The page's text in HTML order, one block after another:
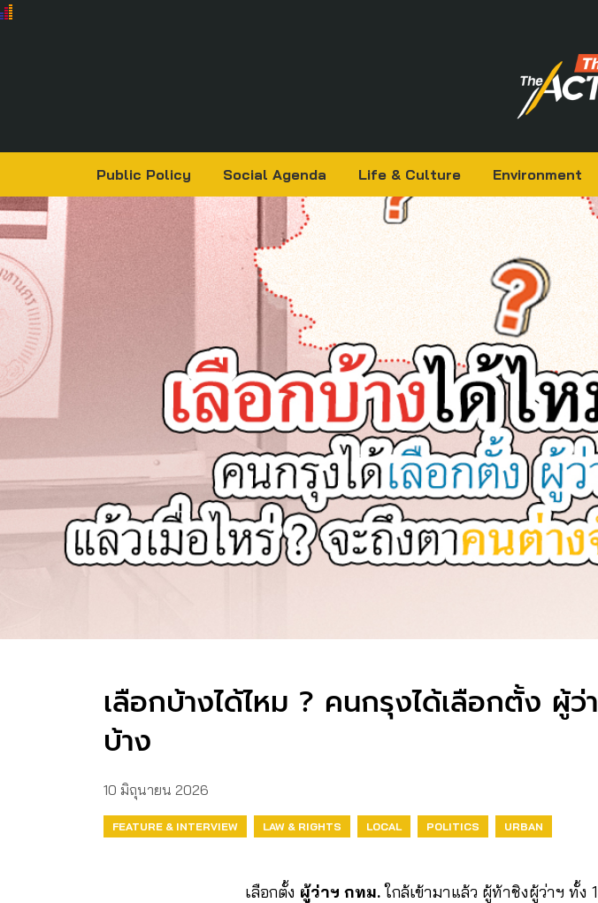
Public Policy Social Agenda Life & Culture Environment
เลือกบ้างได้ไหม ? คนกรุงได้เลือกตั้ง ผู้
บ้าง
10 มิถุนายน 2026
FEATURE & INTERVIEW LAW & RIGHTS LOCAL POLITICS URBAN
เลือกตั้ง ผู้ว่าฯ กทม.ใกล้เข้ามาแล้ว ผู้ท้าชิงผู้ว่าฯ ทั้ง